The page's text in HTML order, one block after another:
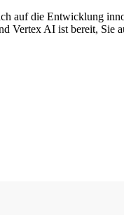
auf die Entwicklung
Vertex AI ist bereit, Sie